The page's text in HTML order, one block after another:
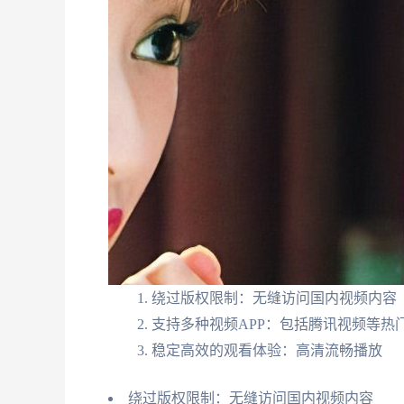
绕过版权限制：无缝访问国内视频内容
支持多种视频APP：包括腾讯视频等热
稳定高效的观看体验：高清流畅播放
绕过版权限制：无缝访问国内视频内容